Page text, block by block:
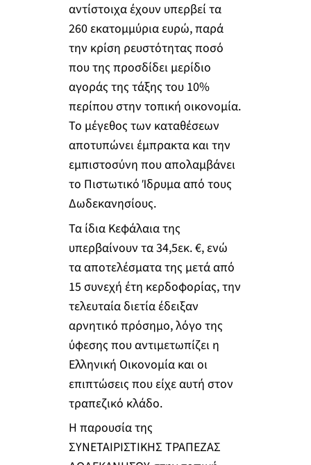
αντίστοιχα έχουν υπερβεί τα
260 εκατομμύρια ευρώ, παρά
την κρίση ρευστότητας ποσό
που της προσδίδει μερίδιο
αγοράς της τάξης του 10%
περίπου στην τοπική οικονομία.
Το μέγεθος των καταθέσεων
αποτυπώνει έμπρακτα και την
εμπιστοσύνη που απολαμβάνει
το Πιστωτικό Ίδρυμα από τους
Δωδεκανησίους.
Τα ίδια Κεφάλαια της
υπερβαίνουν τα 34,5εκ. €, ενώ
τα αποτελέσματα της μετά από
15 συνεχή έτη κερδοφορίας, την
τελευταία διετία έδειξαν
αρνητικό πρόσημο, λόγο της
ύφεσης που αντιμετωπίζει η
Ελληνική Οικονομία και οι
επιπτώσεις που είχε αυτή στον
τραπεζικό κλάδο.
Η παρουσία της
ΣΥΝΕΤΑΙΡΙΣΤΙΚΗΣ ΤΡΑΠΕΖΑΣ